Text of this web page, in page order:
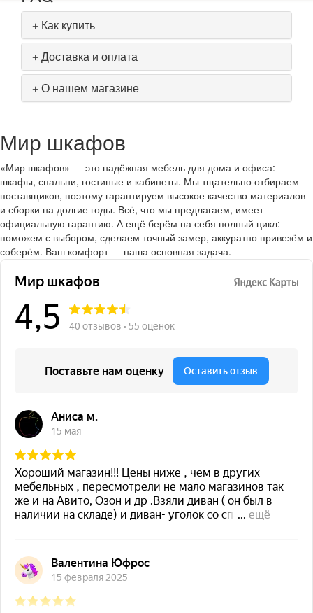
Как купить
Доставка и оплата
О нашем магазине
Мир шкафов
«Мир шкафов» — это надёжная мебель для дома и офиса:
шкафы, спальни, гостиные и кабинеты. Мы тщательно отбираем
поставщиков, поэтому гарантируем высокое качество материалов
и сборки на долгие годы. Всё, что мы предлагаем, имеет
официальную гарантию. А ещё берём на себя полный цикл:
поможем с выбором, сделаем точный замер, аккуратно привезём и
соберём. Ваш комфорт — наша основная задача.